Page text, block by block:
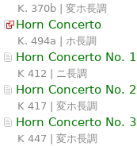
K. 370b | 変ホ長調
Horn Concerto
K. 494a | ホ長調
Horn Concerto No. 1
K 412 | ニ長調
Horn Concerto No. 2
K 417 | 変ホ長調
Horn Concerto No. 3
K 447 | 変ホ長調